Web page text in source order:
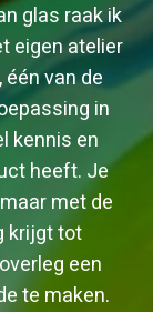
glas raak ik
eigen atelier
van de
in
kennis en
heeft. Je
met de
krijgt tot
een
te maken.